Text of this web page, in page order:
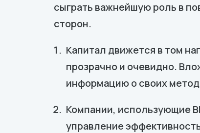
сыграть важнейшую роль в
сторон.
Капитал движется в том
прозрачно и очевидно.
информацию о своих
Компании, использующие
управление